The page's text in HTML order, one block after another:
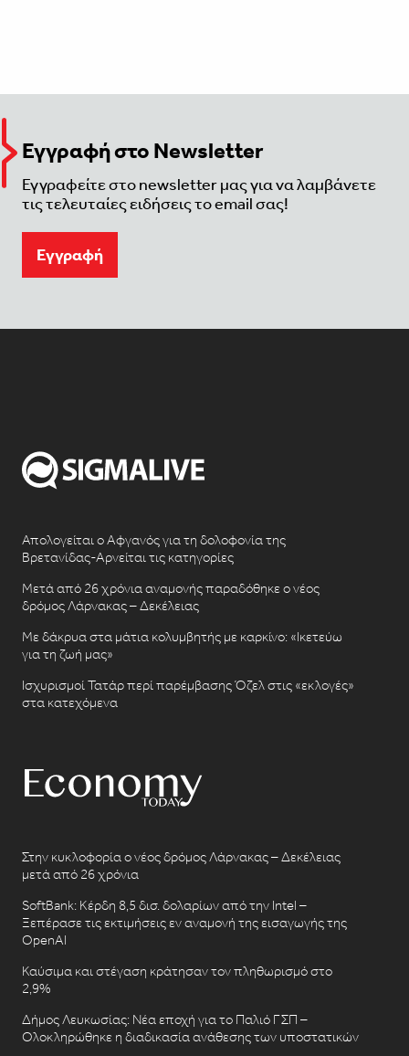
Εγγραφή στο Newsletter
Εγγραφείτε στο newsletter μας για να λαμβάνετε
τις τελευταίες ειδήσεις το email σας!
Eγγραφή
Απολογείται ο Αφγανός για τη δολοφονία της
Βρετανίδας-Αρνείται τις κατηγορίες
Μετά από 26 χρόνια αναμονής παραδόθηκε ο νέος
δρόμος Λάρνακας – Δεκέλειας
Με δάκρυα στα μάτια κολυμβητής με καρκίνο: «Ικετεύω
για τη ζωή μας»
Ισχυρισμοί Τατάρ περί παρέμβασης Όζελ στις «εκλογές»
στα κατεχόμενα
Στην κυκλοφορία ο νέος δρόμος Λάρνακας – Δεκέλειας
μετά από 26 χρόνια
SoftBank: Κέρδη 8,5 δισ. δολαρίων από την Intel –
Ξεπέρασε τις εκτιμήσεις εν αναμονή της εισαγωγής της
OpenAI
Καύσιμα και στέγαση κράτησαν τον πληθωρισμό στο
2,9%
Δήμος Λευκωσίας: Νέα εποχή για το Παλιό ΓΣΠ –
Ολοκληρώθηκε η διαδικασία ανάθεσης των υποστατικών